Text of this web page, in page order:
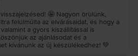
🤩 Nagyon örülünk,
felülmúlta az elvárásaidat, és hogy a
a gyors kiszállítással is
az ajánlásodat és a
kívánunk az új készülékedhez! 💚